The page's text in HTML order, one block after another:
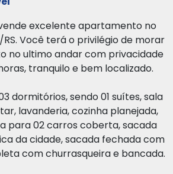
excelente apartamento no
Você terá o privilégio de morar
no ultimo andar com privacidade
tranquilo e bem localizado.
dormitórios, sendo 01 suítes, sala
lavanderia, cozinha planejada,
para 02 carros coberta, sacada
da cidade, sacada fechada com
com churrasqueira e bancada.